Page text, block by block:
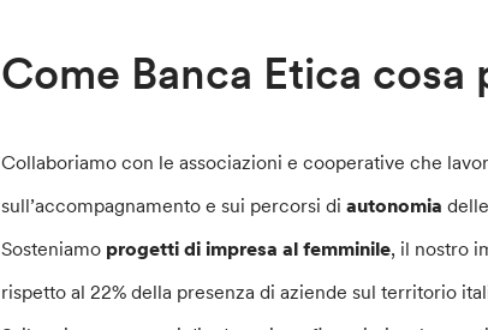
Come Banca Etica cosa
Collaboriamo con le associazioni e cooperative che
sull’accompagnamento e sui percorsi diautonomia
Sosteniamo progetti di impresa al femminile, il nostro
rispetto al 22% della presenza di aziende sul territorio